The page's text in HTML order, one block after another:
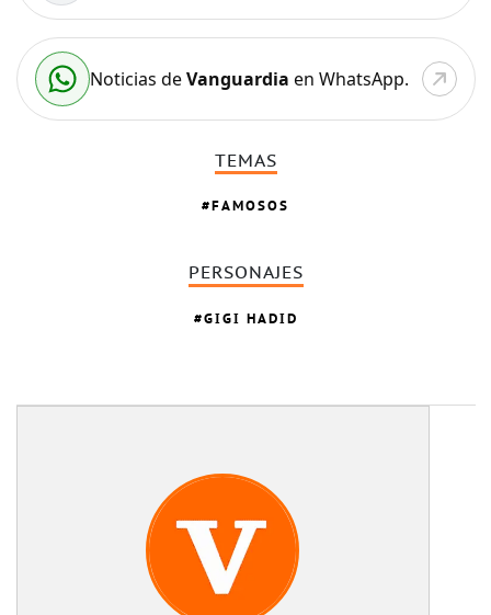
Noticias deVanguardia en WhatsApp.
TEMAS
FAMOSOS
PERSONAJES
GIGI HADID